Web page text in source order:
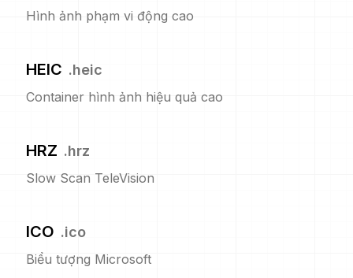
Hình ảnh phạm vi động cao
HEIC .heic
Container hình ảnh hiệu quả cao
HRZ .hrz
Slow Scan TeleVision
ICO .ico
Biểu tượng Microsoft